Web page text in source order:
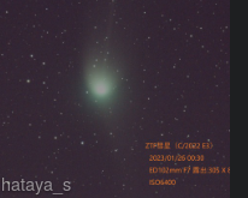
hataya_s